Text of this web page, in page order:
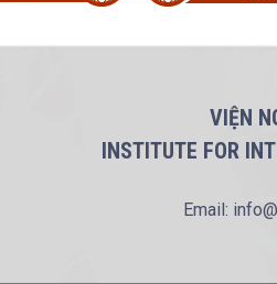
VIỆN
INSTITUTE FOR
Email: